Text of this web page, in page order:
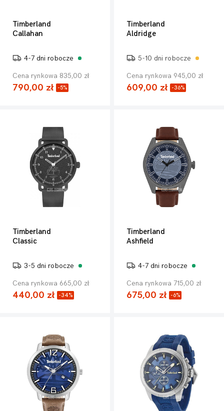
Timberland
Callahan
4-7 dni robocze
Cena rynkowa 835,00 zł
790,00 zł -5%
Timberland
Aldridge
5-10 dni robocze
Cena rynkowa 945,00 zł
609,00 zł -36%
Timberland
Classic
3-5 dni robocze
Cena rynkowa 665,00 zł
440,00 zł -34%
Timberland
Ashfield
4-7 dni robocze
Cena rynkowa 715,00 zł
675,00 zł -6%